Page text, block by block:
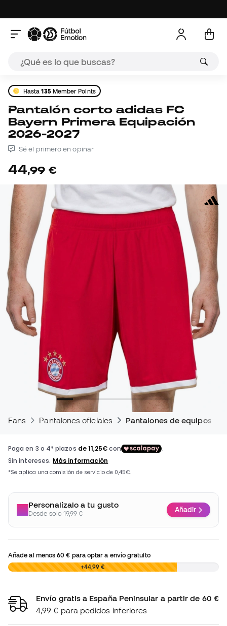
Hasta135Member Points
Pantalón corto adidas FC
Bayern Primera Equipación
2026-2027
Sé el primero en opinar
44,99 €
Fans Pantalones oficiales Pantalones de equipos
Personalízalo a tu gusto
Desde solo 19,99 € Añadir
Añade al menos60 € para optar a envío gratuito
0,00 € +44,99 €
Envío gratis a España Peninsular a partir de 60 €
4,99 € para pedidos inferiores